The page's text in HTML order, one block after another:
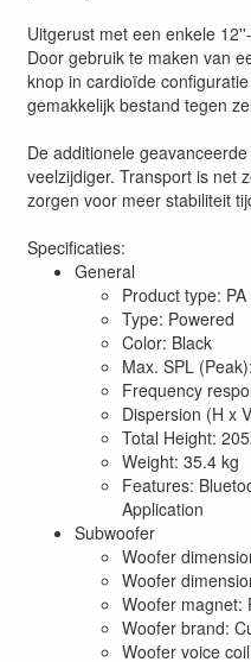
Uitgerust met een enkele
Door gebruik te maken van
knop in cardioïde
gemakkelijk bestand tegen
De additionele
veelzijdiger. Transport is net
zorgen voor meer stabiliteit
Specificaties:
General
Product type:
Type: Powered
Color: Black
Max. SPL
Frequency
Dispersion (H x
Total Height:
Weight: 35.4 kg
Features:
Application
Subwoofer
Woofer
Woofer
Woofer magnet:
Woofer brand:
Woofer voice